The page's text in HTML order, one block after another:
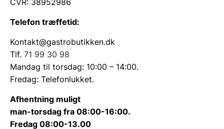
Telefon træffetid:
Kontakt@gastrobutikken.dk
Tlf. 71 99 30 98
Mandag til torsdag: 10:00 – 14:00.
Fredag: Telefonlukket.
Afhentning muligt
man-torsdag fra 08:00-16:00.
Fredag 08:00-13.00